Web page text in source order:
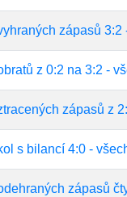
zápasů
z 0:2 na 3:2 -
zápasů z
s bilancí 4:0 -
zápasů